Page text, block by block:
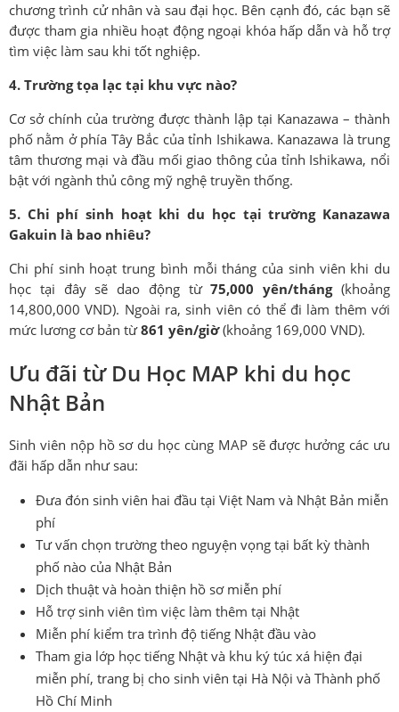
chương trình cử nhân và sau đại học. Bên cạnh đó, các bạn sẽ
được tham gia nhiều hoạt động ngoại khóa hấp dẫn và hỗ trợ
tìm việc làm sau khi tốt nghiệp.
4. Trường tọa lạc tại khu vực nào?
Cơ sở chính của trường được thành lập tại Kanazawa – thành
phố nằm ở phía Tây Bắc của tỉnh Ishikawa. Kanazawa là trung
tâm thương mại và đầu mối giao thông của tỉnh Ishikawa, nổi
bật với ngành thủ công mỹ nghệ truyền thống.
5. Chi phí sinh hoạt khi du học tại trường Kanazawa
Gakuin là bao nhiêu?
Chi phí sinh hoạt trung bình mỗi tháng của sinh viên khi du
học tại đây sẽ dao động từ75,000 yên/tháng(khoảng
14,800,000 VND). Ngoài ra, sinh viên có thể đi làm thêm với
mức lương cơ bản từ861 yên/giờ(khoảng 169,000 VND).
Ưu đãi từ Du Học MAP khi du học
Nhật Bản
Sinh viên nộp hồ sơ du học cùng MAP sẽ được hưởng các ưu
đãi hấp dẫn như sau:
Đưa đón sinh viên hai đầu tại Việt Nam và Nhật Bản miễn
phí
Tư vấn chọn trường theo nguyện vọng tại bất kỳ thành
phố nào của Nhật Bản
Dịch thuật và hoàn thiện hồ sơ miễn phí
Hỗ trợ sinh viên tìm việc làm thêm tại Nhật
Miễn phí kiểm tra trình độ tiếng Nhật đầu vào
Tham gia lớp học tiếng Nhật và khu ký túc xá hiện đại
miễn phí, trang bị cho sinh viên tại Hà Nội và Thành phố
Hồ Chí Minh